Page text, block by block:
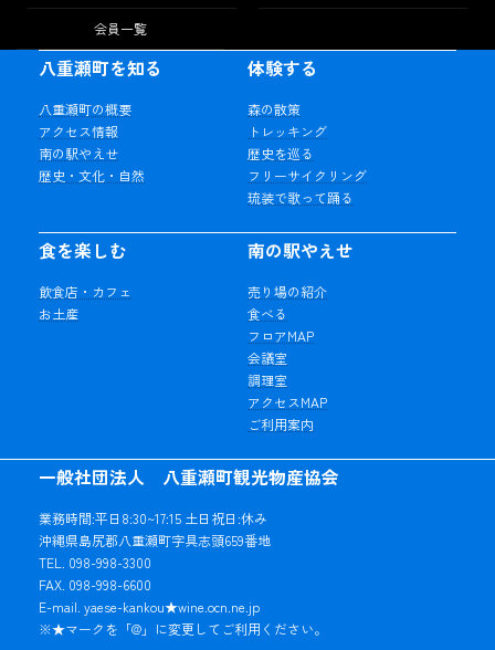
会員一覧
一般社団法人 八重瀬町観光物産協会
業務時間:平日8:30~17:15 土日祝日:休み
沖縄県島尻郡八重瀬町字具志頭659番地
TEL. 098-998-3300
FAX. 098-998-6600
E-mail. yaese-kankou★wine.ocn.ne.jp
※★マークを「@」に変更してご利用ください。
八重瀬町を知る
八重瀬町の概要
アクセス情報
南の駅やえせ
歴史・文化・自然
体験する
森の散策
トレッキング
歴史を巡る
フリーサイクリング
琉装で歌って踊る
食を楽しむ
飲食店・カフェ
お土産
南の駅やえせ
売り場の紹介
食べる
フロアMAP
会議室
調理室
アクセスMAP
ご利用案内